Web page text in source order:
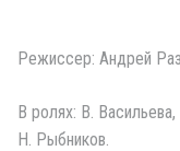
Режиссер: Андрей
В ролях: В.
Н. Рыбников.